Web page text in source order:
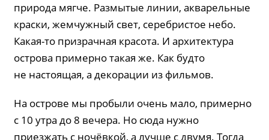
природа мягче. Размытые линии, акварельные
краски, жемчужный свет, серебристое небо.
Какая-то призрачная красота. И архитектура
острова примерно такая же. Как будто
не настоящая, а декорации из фильмов.
На острове мы пробыли очень мало, примерно
с 10 утра до 8 вечера. Но сюда нужно
приезжать с ночёвкой, а лучше с двумя. Тогда